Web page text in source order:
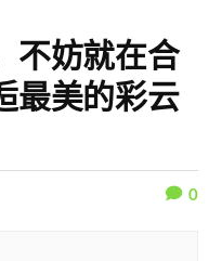
不妨就在合
最美的彩云
0